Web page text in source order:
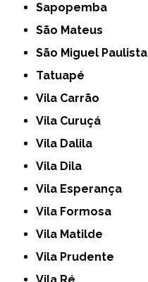
Sapopemba
São Mateus
São Miguel Paulista
Tatuapé
Vila Carrão
Vila Curuçá
Vila Dalila
Vila Dila
Vila Esperança
Vila Formosa
Vila Matilde
Vila Prudente